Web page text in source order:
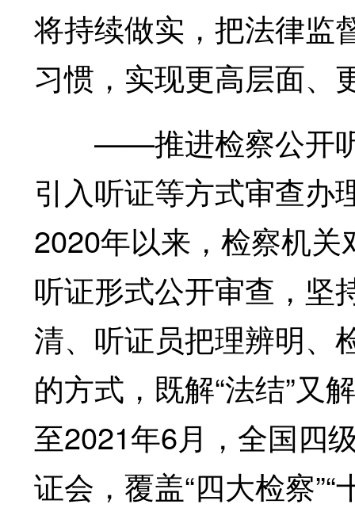
将持续做实，把法律监
习惯，实现更高层面、
——推进检察公开听
引入听证等方式审查办
2020年以来，检察机
听证形式公开审查，坚
清、听证员把理辨明、
的方式，既解“法结”又
至2021年6月，全国四
证会，覆盖“四大检察”“